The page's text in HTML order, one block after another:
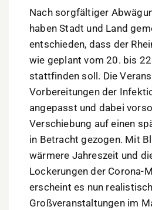
Nach sorgfältiger
haben Stadt und Land
entschieden, dass der
wie geplant vom 20. bis
stattfinden soll. Die
Vorbereitungen der
angepasst und dabei
Verschiebung auf einen
in Betracht gezogen. Mit
wärmere Jahreszeit und
Lockerungen der Corona-
erscheint es nun
Großveranstaltungen im